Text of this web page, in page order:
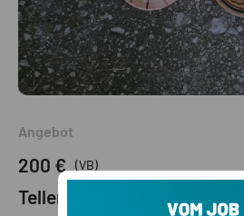
Angebot
200 € (VB)
Teller aus Ton